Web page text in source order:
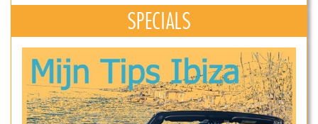
SPECIALS